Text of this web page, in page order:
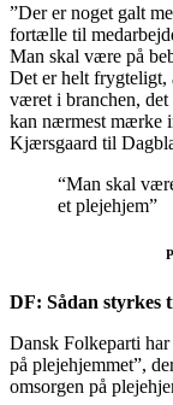
”Der er noget galt
fortælle til
Man skal være på
Det er helt frygteligt,
været i branchen, det
kan nærmest mærke
Kjærsgaard til
“Man skal
et plejehjem”
DF: Sådan styrkes
Dansk Folkeparti
på plejehjemmet”,
omsorgen på